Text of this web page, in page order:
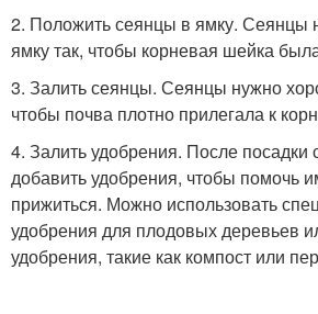
2. Положить сеянцы в ямку. Сеянцы
ямку так, чтобы корневая шейка
3. Залить сеянцы. Сеянцы нужно
чтобы почва плотно прилегала к
4. Залить удобрения. После посадки
добавить удобрения, чтобы помочь
прижиться. Можно использовать
удобрения для плодовых деревьев
удобрения, такие как компост или